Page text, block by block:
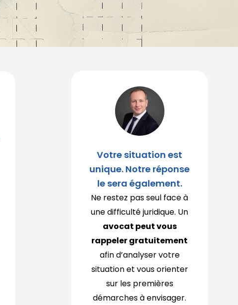
Votre situation est
unique. Notre réponse
le sera également.
Ne restez pas seul face à
une difficulté juridique. Un
avocat peut vous
rappeler gratuitement
afin d’analyser votre
situation et vous orienter
sur les premières
démarches à envisager.